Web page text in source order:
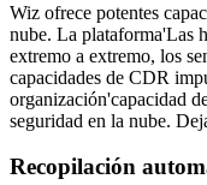
Wiz ofrece potentes
nube. La plataforma'Las
extremo a extremo, los
capacidades de CDR
organización'capacidad
seguridad en la nube.
Recopilación